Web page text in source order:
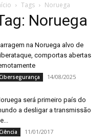
Tags Noruega
Noruega
na Noruega alvo de
comportas abertas
14/08/2025
será primeiro país do
a desligar a transmissão
11/01/2017